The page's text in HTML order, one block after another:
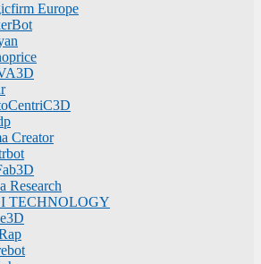
Europe
Creator
Research
TECHNOLOGY